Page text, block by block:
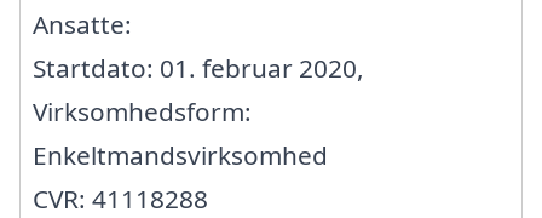
Ansatte:
Startdato: 01. februar 2020,
Virksomhedsform:
Enkeltmandsvirksomhed
CVR: 41118288